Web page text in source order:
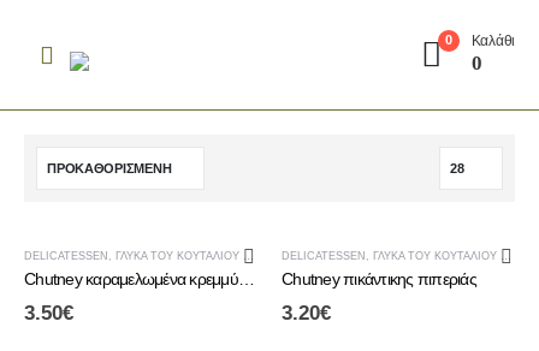
0 Καλάθι
0
DELICATESSEN , ΓΛΥΚΆ ΤΟΥ ΚΟΥΤΑΛΙΟΎ & CHUTNEY ,ΤΟΠΙΚΆ ΠΡΟΪΌΝΤΑ ΑΛΜΩΠΊΑΣ
Chutney καραμελωμένα κρεμμύδια
3.50€
DELICATESSEN , ΓΛΥΚΆ ΤΟΥ ΚΟΥΤΑΛΙΟΎ & CHUTNEY
Chutney πικάντικης πιπεριάς
3.20€